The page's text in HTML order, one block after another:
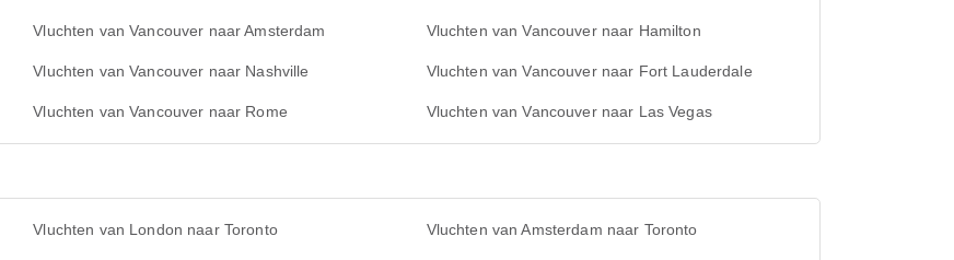
Vluchten van Vancouver naar Amsterdam Vluchten van Vancouver naar Hamilton
Vluchten van Vancouver naar Nashville Vluchten van Vancouver naar Fort Lauderdale
Vluchten van Vancouver naar Rome Vluchten van Vancouver naar Las Vegas
Vluchten van London naar Toronto Vluchten van Amsterdam naar Toronto